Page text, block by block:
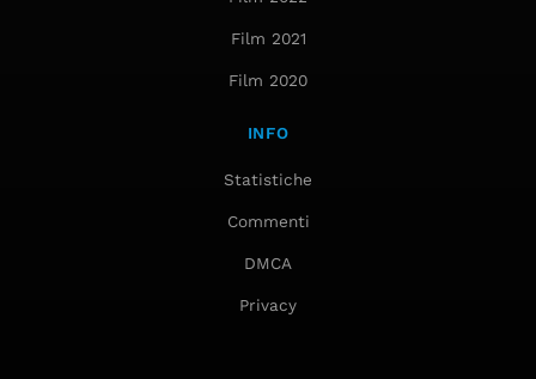
Film 2021
Film 2020
INFO
Statistiche
Commenti
DMCA
Privacy